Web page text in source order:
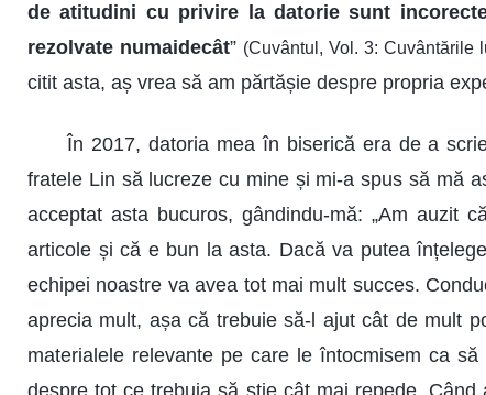
de atitudini cu privire la datorie sunt
rezolvate numaidecât” (Cuvântul, Vol. 3: Cuvântările
citit asta, aș vrea să am părtășie despre propria
În 2017, datoria mea în biserică era de a
fratele Lin să lucreze cu mine și mi-a spus să mă
acceptat asta bucuros, gândindu-mă: „Am auzit
articole și că e bun la asta. Dacă va putea
echipei noastre va avea tot mai mult succes.
aprecia mult, așa că trebuie să-l ajut cât de mult
materialele relevante pe care le întocmisem ca
despre tot ce trebuia să știe cât mai repede.